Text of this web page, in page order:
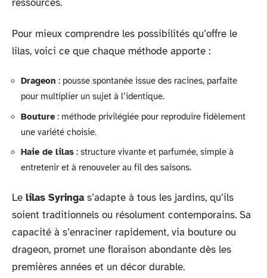
ressources.
Pour mieux comprendre les possibilités qu’offre le
lilas, voici ce que chaque méthode apporte :
Drageon : pousse spontanée issue des racines, parfaite
pour multiplier un sujet à l’identique.
Bouture: méthode privilégiée pour reproduire fidèlement
une variété choisie.
Haie de lilas : structure vivante et parfumée, simple à
entretenir et à renouveler au fil des saisons.
Le lilas Syringa s’adapte à tous les jardins, qu’ils
soient traditionnels ou résolument contemporains. Sa
capacité à s’enraciner rapidement, via bouture ou
drageon, promet une floraison abondante dès les
premières années et un décor durable.